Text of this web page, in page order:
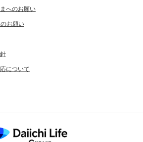
へのお願い
お願い
について